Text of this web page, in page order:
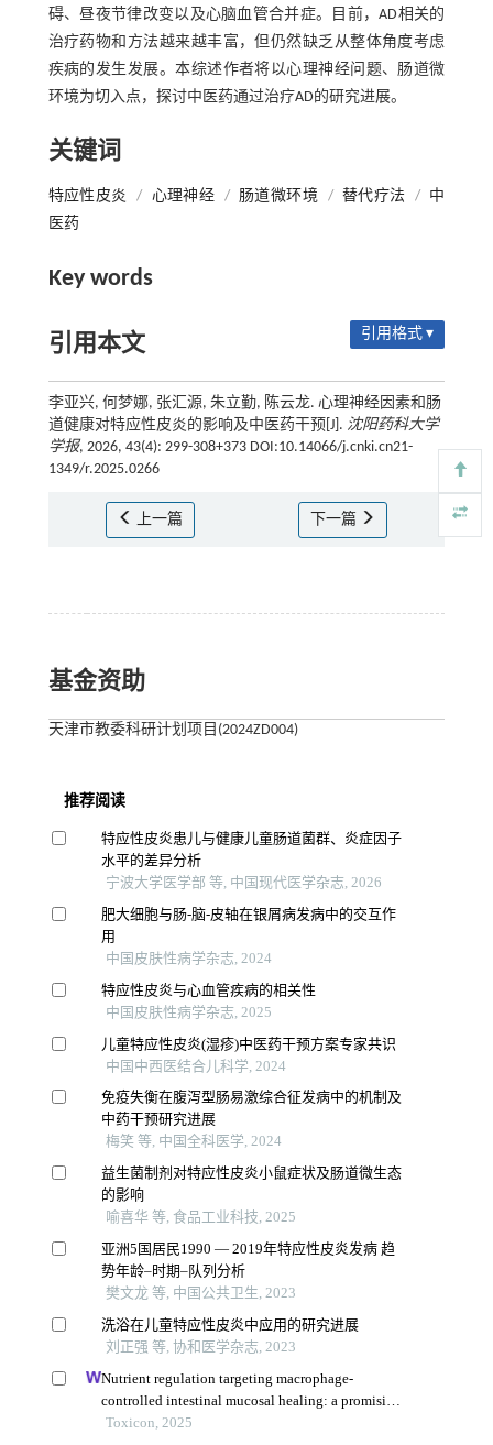
碍、昼夜节律改变以及心脑血管合并症。目前，AD相关的
治疗药物和方法越来越丰富，但仍然缺乏从整体角度考虑
疾病的发生发展。本综述作者将以心理神经问题、肠道微
环境为切入点，探讨中医药通过治疗AD的研究进展。
关键词
特应性皮炎 / 心理神经 / 肠道微环境 / 替代疗法 / 中
医药
Key words
引用本文 引用格式 ▾
李亚兴, 何梦娜, 张汇源, 朱立勤, 陈云龙. 心理神经因素和肠
道健康对特应性皮炎的影响及中医药干预[J]. 沈阳药科大学
学报, 2026, 43(4): 299-308+373 DOI:10.14066/j.cnki.cn21-
1349/r.2025.0266
上一篇 下一篇
基金资助
天津市教委科研计划项目(2024ZD004)